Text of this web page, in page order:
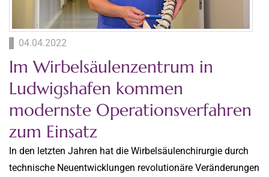
04.04.2022
Im Wirbelsäulenzentrum in
Ludwigshafen kommen
modernste Operationsverfahren
zum Einsatz
In den letzten Jahren hat die Wirbelsäulenchirurgie durch
technische Neuentwicklungen revolutionäre Veränderungen